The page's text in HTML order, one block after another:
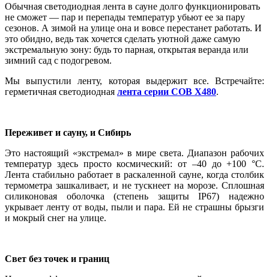
Обычная светодиодная лента в сауне долго функционировать
не сможет — пар и перепады температур убьют ее за пару
сезонов. А зимой на улице она и вовсе перестанет работать. И
это обидно, ведь так хочется сделать уютной даже самую
экстремальную зону: будь то парная, открытая веранда или
зимний сад с подогревом.
Мы выпустили ленту, которая выдержит все. Встречайте:
герметичная светодиодная лента серии COB X480.
Переживет и сауну, и Сибирь
Это настоящий «экстремал» в мире света. Диапазон рабочих
температур здесь просто космический: от –40 до +100 °C.
Лента стабильно работает в раскаленной сауне, когда столбик
термометра зашкаливает, и не тускнеет на морозе. Сплошная
силиконовая оболочка (степень защиты IP67) надежно
укрывает ленту от воды, пыли и пара. Ей не страшны брызги
и мокрый снег на улице.
Свет без точек и границ